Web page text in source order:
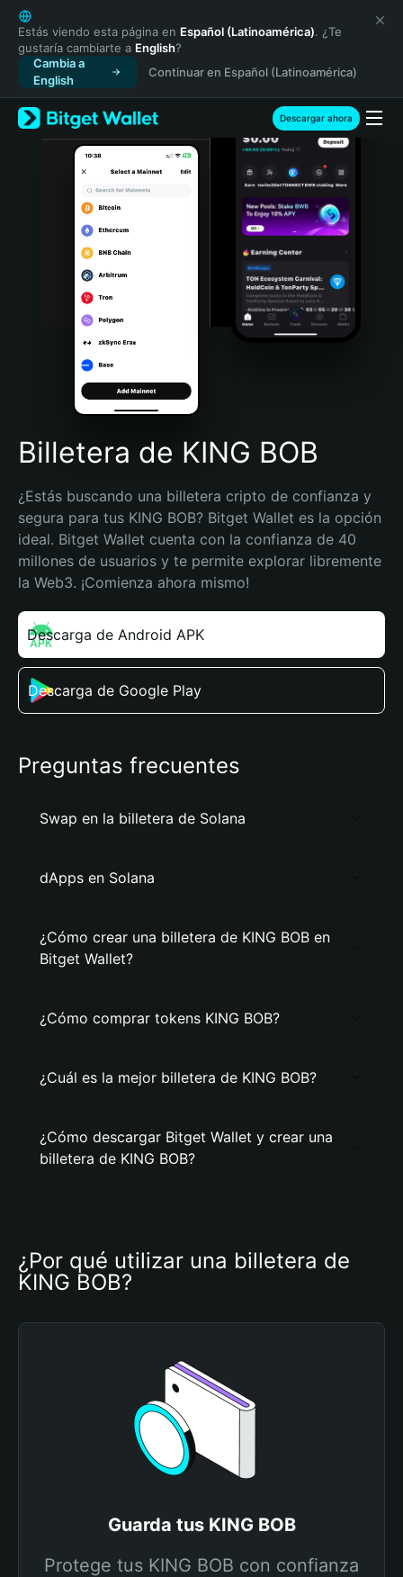
English
日本語
Tiếng Việt
Русский
Español (Latinoamérica)
Türkçe
Italiano
Português (Portugal)
Bahasa Indonesia
Português (Brasil)
Español (Argentina)
Estás viendo esta página en Español (Latinoamérica). ¿Te
gustaría cambiarte a English?
Cambia a
English
Continuar en Español (Latinoamérica)
Descargar ahora
Billetera de KING BOB
¿Estás buscando una billetera cripto de confianza y
segura para tus KING BOB? Bitget Wallet es la opción
ideal. Bitget Wallet cuenta con la confianza de 40
millones de usuarios y te permite explorar libremente
la Web3. ¡Comienza ahora mismo!
Descarga de Android APK
Descarga de Google Play
Preguntas frecuentes
Swap en la billetera de Solana
dApps en Solana
¿Cómo crear una billetera de KING BOB en
Bitget Wallet?
¿Cómo comprar tokens KING BOB?
¿Cuál es la mejor billetera de KING BOB?
¿Cómo descargar Bitget Wallet y crear una
billetera de KING BOB?
¿Por qué utilizar una billetera de
KING BOB?
Guarda tus KING BOB
Protege tus KING BOB con confianza